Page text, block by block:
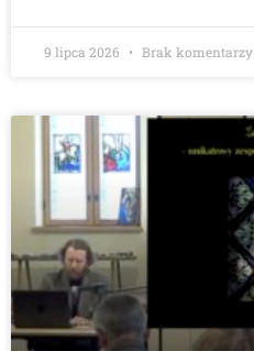
9 lipca 2026 Brak komentarzy